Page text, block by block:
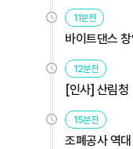
11분전
바이트댄스
12분전
[인사] 산림청
15분전
조폐공사 역